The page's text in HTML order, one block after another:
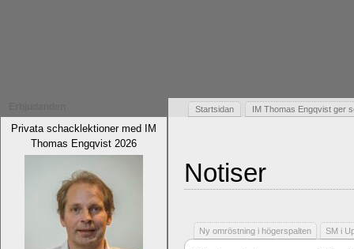
Privata schacklektioner med IM
Thomas Engqvist 2026
Startsidan IM Thomas Engqvist ger
Notiser
Ny omröstning i högerspalten SM i